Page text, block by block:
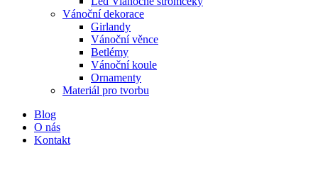
Vánoční dekorace
Girlandy
Vánoční věnce
Betlémy
Vánoční koule
Ornamenty
Materiál pro tvorbu
Blog
O nás
Kontakt